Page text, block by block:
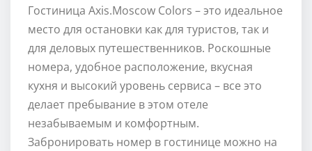
Гостиница Axis.Moscow Colors – это идеальное
место для остановки как для туристов, так и
для деловых путешественников. Роскошные
номера, удобное расположение, вкусная
кухня и высокий уровень сервиса – все это
делает пребывание в этом отеле
незабываемым и комфортным.
Забронировать номер в гостинице можно на